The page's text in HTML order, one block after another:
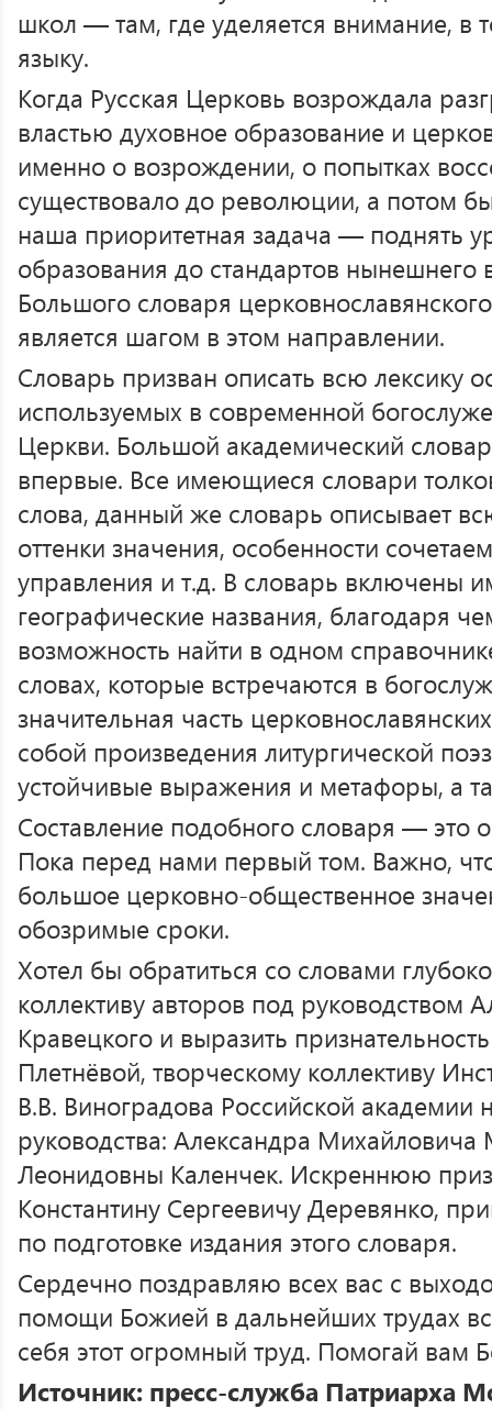
школ — там, где уделяется внимание, в
языку.
Когда Русская Церковь возрождала
властью духовное образование и
именно о возрождении, о попытках
существовало до революции, а потом
наша приоритетная задача — поднять
образования до стандартов нынешнего
Большого словаря
является шагом в этом направлении.
Словарь призван описать всю лексику
используемых в современной
Церкви. Большой академический
впервые. Все имеющиеся словари
слова, данный же словарь описывает
оттенки значения, особенности
управления и т.д. В словарь включены
географические названия, благодаря
возможность найти в одном
словах, которые встречаются в
значительная часть
собой произведения литургической
устойчивые выражения и метафоры, а
Составление подобного словаря — это
Пока перед нами первый том. Важно,
большое церковно-общественное
обозримые сроки.
Хотел бы обратиться со словами
коллективу авторов под руководством
Кравецкого и выразить
Плетнёвой, творческому коллективу
В.В. Виноградова Российской академии
руководства: Александра
Леонидовны Каленчек. Искреннюю
Константину Сергеевичу Деревянко,
по подготовке издания этого словаря.
Сердечно поздравляю всех вас с
помощи Божией в дальнейших трудах
себя этот огромный труд. Помогай вам
Источник: пресс-служба Патриарха